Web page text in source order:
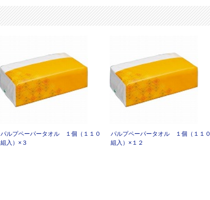
パルプペーパータオル １個（１１０
組入）×３
パルプペーパータオル １個（１１０
組入）×１２